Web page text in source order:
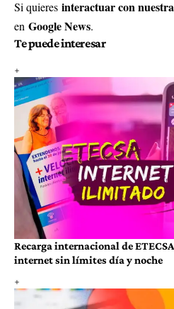
Si quieres interactuar con
en Google News.
Te puede interesar
Recarga internacional de
internet sin límites día y noche